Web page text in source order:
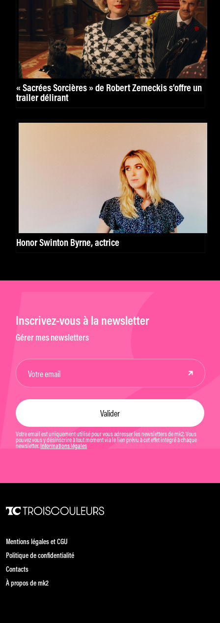
« Sacrées Sorcières » de Robert Zemeckis s’offre un
trailer délirant
Honor Swinton Byrne, actrice
Inscrivez-vous à la newsletter
Gérer mes newsletters
Votre email est uniquement utilisé pour vous adresser les newsletters de mk2. Vous
pouvez vous y désinscrire à tout moment via le lien prévu à cet effet intégré à chaque
newsletter. Informations légales
Mentions légales et CGU
Politique de confidentialité
Contacts
À propos de mk2